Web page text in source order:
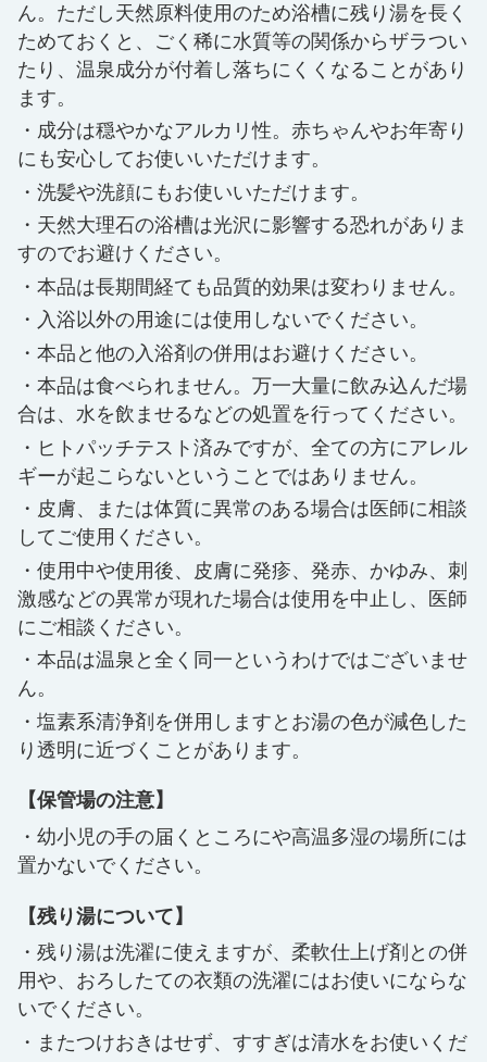
ん。ただし天然原料使用のため浴槽に残り湯を長く
ためておくと、ごく稀に水質等の関係からザラつい
たり、温泉成分が付着し落ちにくくなることがあり
ます。
成分は穏やかなアルカリ性。赤ちゃんやお年寄り
にも安心してお使いいただけます。
洗髪や洗顔にもお使いいただけます。
天然大理石の浴槽は光沢に影響する恐れがありま
すのでお避けください。
本品は長期間経ても品質的効果は変わりません。
入浴以外の用途には使用しないでください。
本品と他の入浴剤の併用はお避けください。
本品は食べられません。万一大量に飲み込んだ場
合は、水を飲ませるなどの処置を行ってください。
ヒトパッチテスト済みですが、全ての方にアレル
ギーが起こらないということではありません。
皮膚、または体質に異常のある場合は医師に相談
してご使用ください。
使用中や使用後、皮膚に発疹、発赤、かゆみ、刺
激感などの異常が現れた場合は使用を中止し、医師
にご相談ください。
本品は温泉と全く同一というわけではございませ
ん。
塩素系清浄剤を併用しますとお湯の色が減色した
り透明に近づくことがあります。
【保管場の注意】
幼小児の手の届くところにや高温多湿の場所には
置かないでください。
【残り湯について】
残り湯は洗濯に使えますが、柔軟仕上げ剤との併
用や、おろしたての衣類の洗濯にはお使いにならな
いでください。
またつけおきはせず、すすぎは清水をお使いくだ